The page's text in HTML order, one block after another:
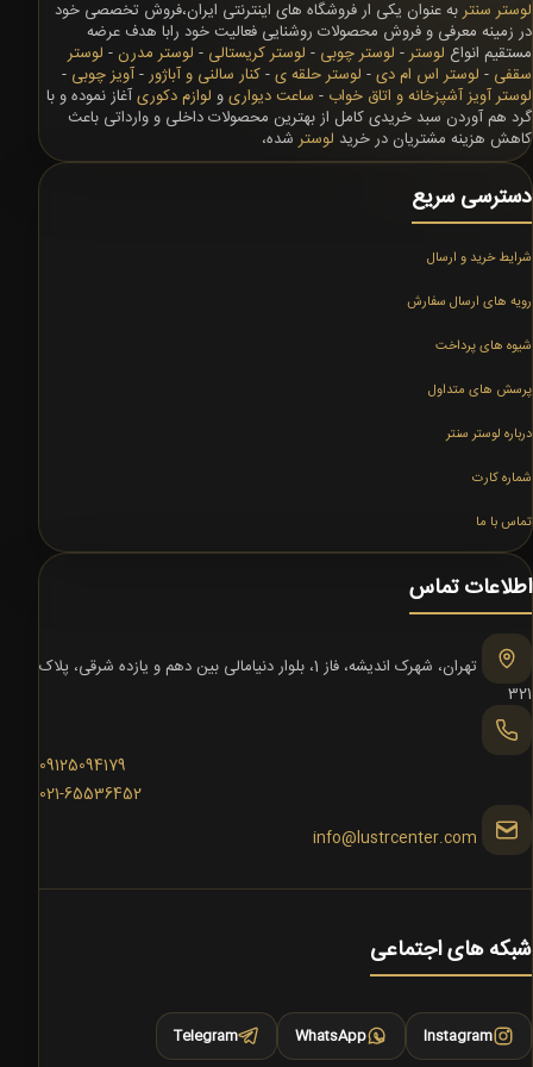
لوستر سنتربه عنوان یکی ار فروشگاه های اینترنتی ایران،فروش تخصصی خود
در زمینه معرفی و فروش محصولات روشنایی فعالیت خود رابا هدف عرضه
مستقیم انواع لوستر- لوستر چوبی - لوستر کریستالی - لوستر مدرن - لوستر
سقفی - لوستر اس ام دی- لوستر حلقه ی-کنار سالنی و آباژور-آویز چوبی -
لوستر آویز آشپزخانه و اتاق خواب - ساعت دیواریو لوازم دکوریآغاز نموده و با
گرد هم آوردن سبد خریدی کامل از بهترین محصولات داخلی و وارداتی باعث
کاهش هزینه مشتریان در خرید لوستر شده،
دسترسی سریع
شرایط خرید و ارسال
رویه های ارسال سفارش
شیوه های پرداخت
پرسش های متداول
درباره لوستر سنتر
شماره کارت
تماس با ما
اطلاعات تماس
تهران، شهرک اندیشه، فاز 1، بلوار دنیامالی بین دهم و یازده شرقی، پلاک
321
09125094179
021-65536452
info@lustrcenter.com
شبکه های اجتماعی
Instagram
WhatsApp
Telegram